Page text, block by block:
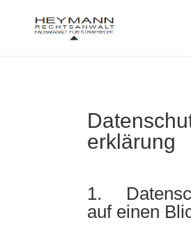
erklärung
1.
auf einen